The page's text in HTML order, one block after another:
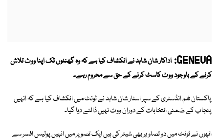
GENEVA: اداکار شان شاہد نے انکشاف کیا ہے کہوہ گھنٹوں تک اپنا ووٹ تلاش
کرنے کے باوجود ووٹ کاسٹ کرنے کے حق سے محروم رہے۔
پاکستان فلم انڈسٹری کے سپر اسٹار شان شاہد نے ٹوئٹ میں انکشاف کیا ہے کہ انہیں
پنجاب کے ضمنی انتخابات کے دوران ووٹ نہیں ڈالنے دیا گیا۔
انہوں نے ٹوئٹ میں دو تصاویر بھی شیئر کی ہیں ایک تصویر میں انہیں پولیس افسر سے